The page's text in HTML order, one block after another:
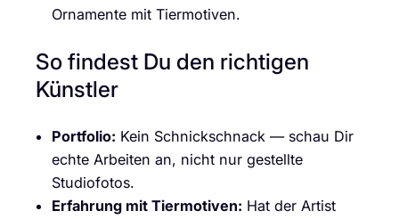
Ornamente mit Tiermotiven.
So findest Du den richtigen
Künstler
Portfolio: Kein Schnickschnack — schau Dir
echte Arbeiten an, nicht nur gestellte
Studiofotos.
Erfahrung mit Tiermotiven: Hat der Artist